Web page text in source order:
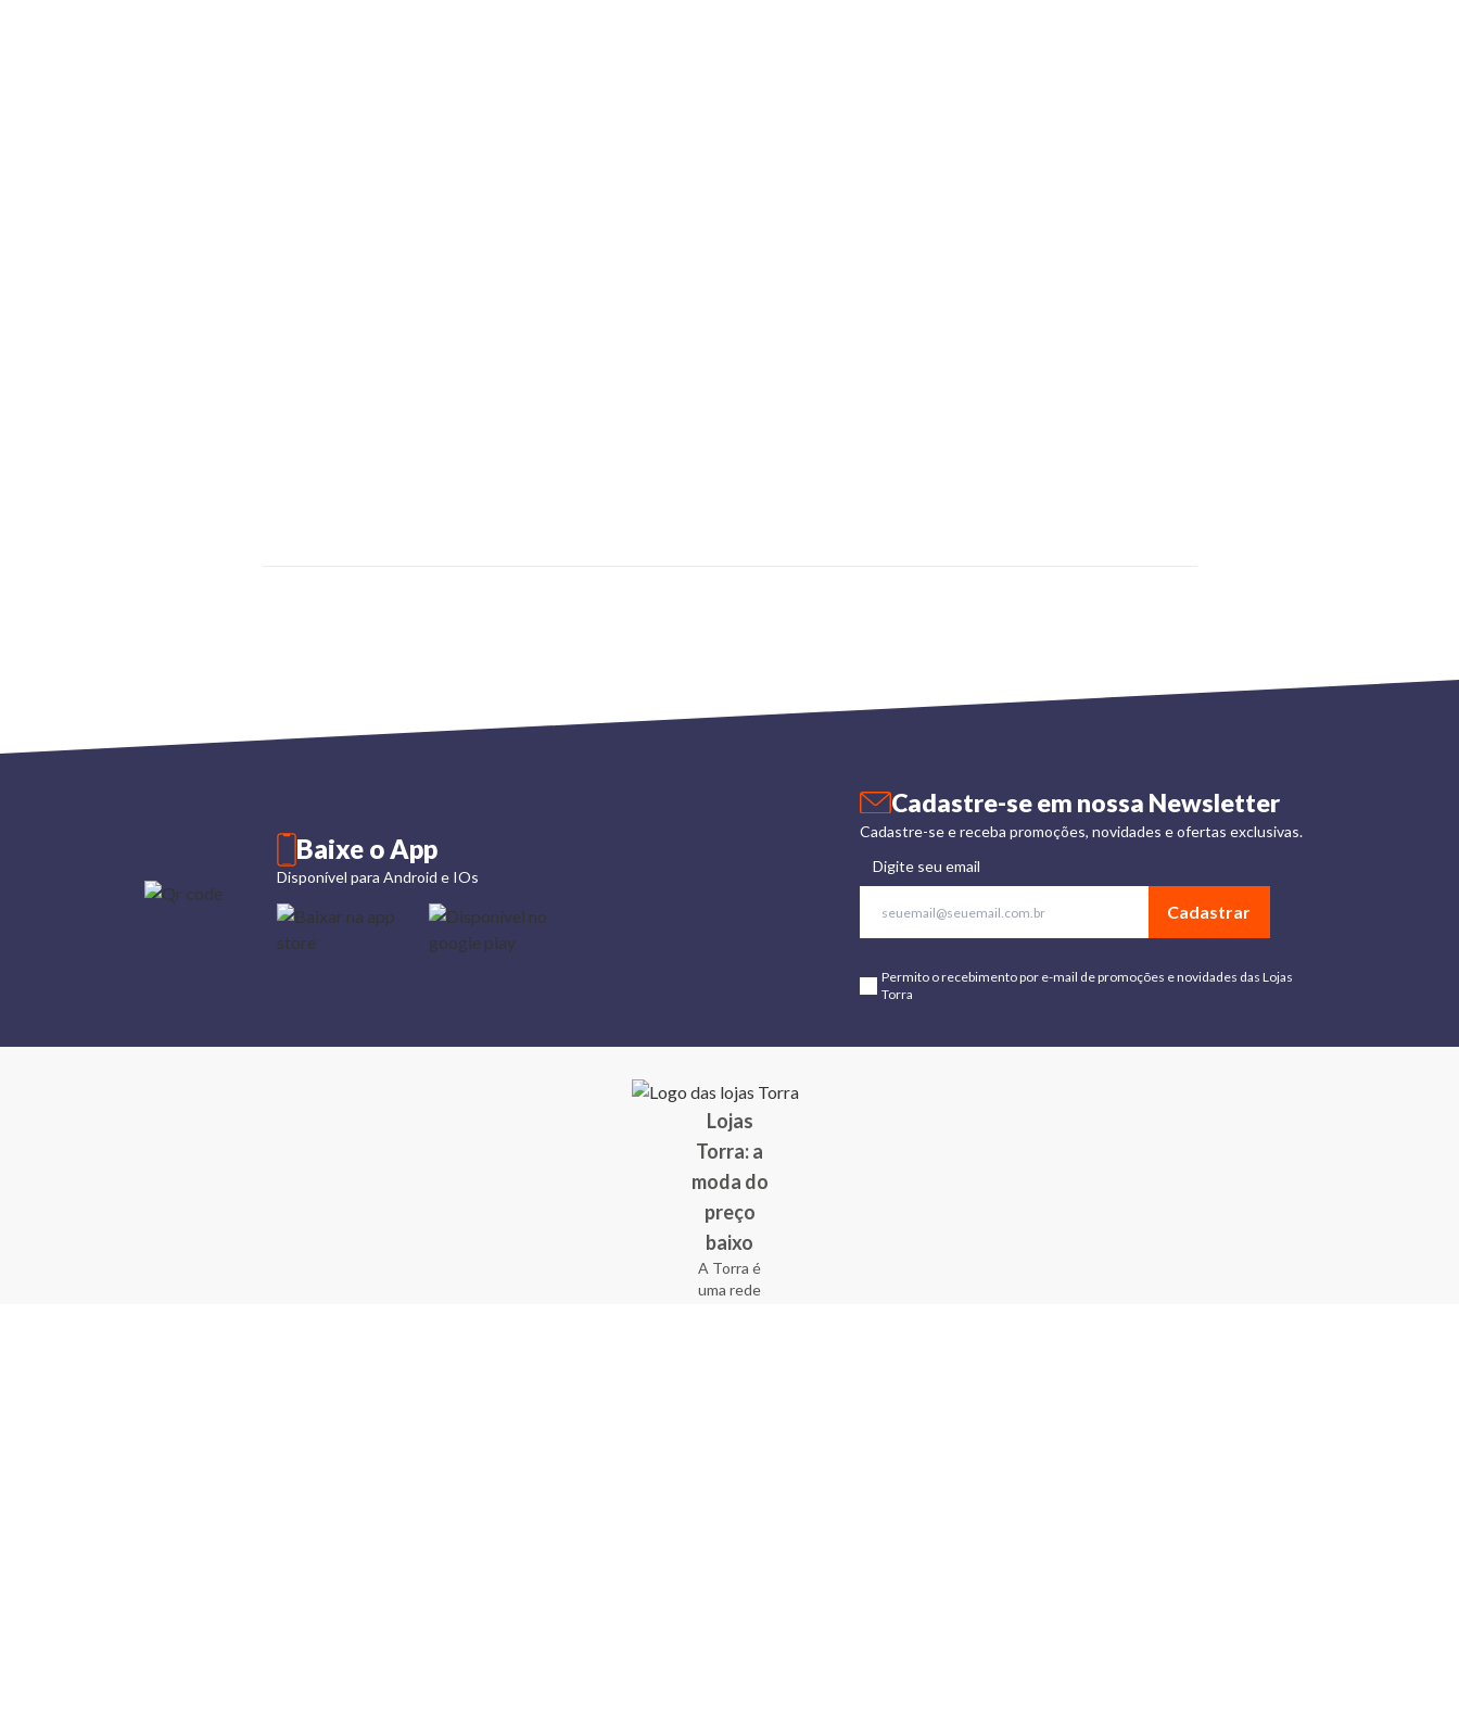
Cadastre-se em nossa Newsletter
Cadastre-se e receba promoções, novidades e ofertas exclusivas.
Digite seu email
Cadastrar
Permito o recebimento por e-mail de promoções e novidades das Lojas
Torra
Baixe o App
Disponível para Android e IOs
Lojas
Torra: a
moda do
preço
baixo
A Torra é
uma rede